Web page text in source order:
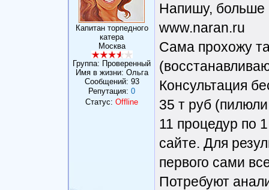
Капитан торпедного
катера
Москва
Группа: Проверенный
Имя в жизни: Ольга
Сообщений: 93
Репутация: 0
Статус: Offline
Напишу, больше
www.naran.ru
Сама прохожу
Консультация
35 т руб
11 процедур по
сайте. Для
первого сами
Потребуют